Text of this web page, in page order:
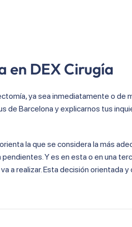
en DEX Cirugía
ya sea inmediatamente o de
de Barcelona y explicarnos tus
la que se considera la más
Y es en esta o en una
a realizar. Esta decisión orientada